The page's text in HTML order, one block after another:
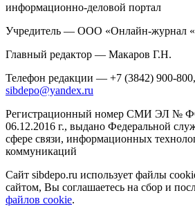
информационно-деловой портал
Учредитель — ООО «Онлайн-журнал
Главный редактор — Макаров Г.Н.
Телефон редакции — +7 (3842) 900-
sibdepo@yandex.ru
Регистрационный номер СМИ ЭЛ №
06.12.2016 г., выдано Федеральной
сфере связи, информационных
коммуникаций
Сайт sibdepo.ru использует файлы
сайтом, Вы соглашаетесь на сбор и
файлов cookie.